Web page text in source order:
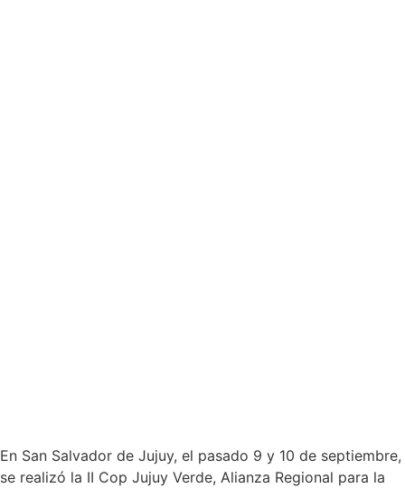
En San Salvador de Jujuy, el pasado 9 y 10 de septiembre,
se realizó la II Cop Jujuy Verde, Alianza Regional para la